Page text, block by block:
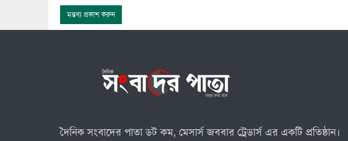
দৈনিক সংবাদের পাতা ডট কম, মেসার্স জববার ট্রেডার্স এর একটি প্রতিষ্ঠান।